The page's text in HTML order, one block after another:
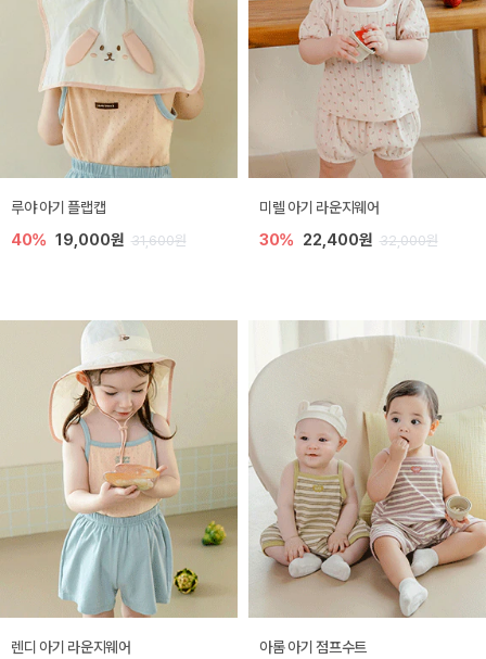
루야 아기 플랩캡
40% 19,000원 31,600원
미렐 아기 라운지웨어
30% 22,400원 32,000원
렌디 아기 라운지웨어 아롬 아기 점프수트